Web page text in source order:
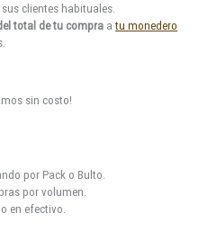
clientes habituales.
total de tu compra atu monedero
sin costo!
por Pack o Bulto.
por volumen.
en efectivo.